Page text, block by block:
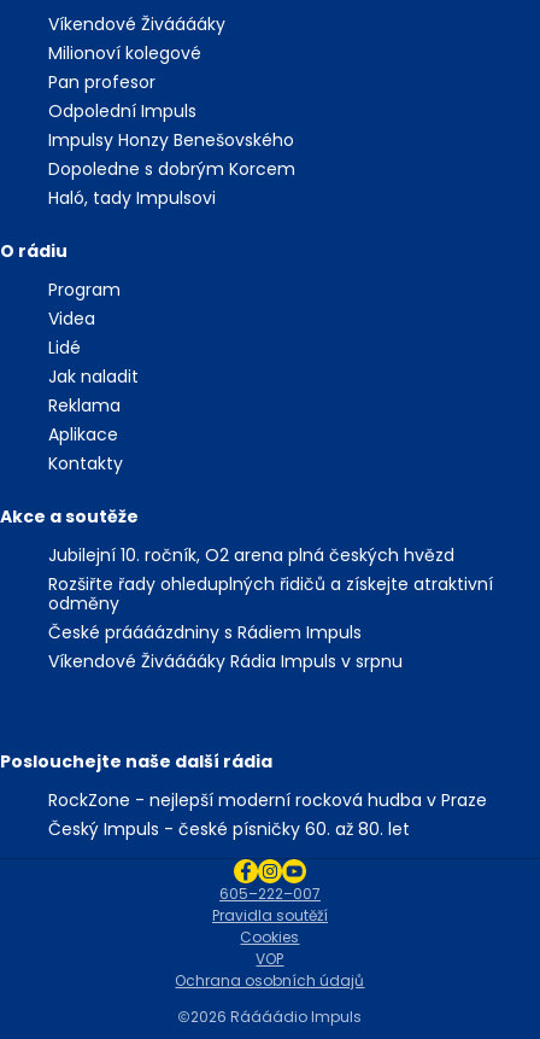
Víkendové Živááááky
Milionoví kolegové
Pan profesor
Odpolední Impuls
Impulsy Honzy Benešovského
Dopoledne s dobrým Korcem
Haló, tady Impulsovi
O rádiu
Program
Videa
Lidé
Jak naladit
Reklama
Aplikace
Kontakty
Akce a soutěže
Jubilejní 10. ročník, O2 arena plná českých hvězd
Rozšiřte řady ohleduplných řidičů a získejte atraktivní
odměny
České práááázdniny s Rádiem Impuls
Víkendové Živááááky Rádia Impuls v srpnu
Poslouchejte naše další rádia
RockZone - nejlepší moderní rocková hudba v Praze
Český Impuls - české písničky 60. až 80. let
2026 Ráááádio Impuls
Ochrana osobních údajů
VOP
Cookies
Pravidla soutěží
605–222–007